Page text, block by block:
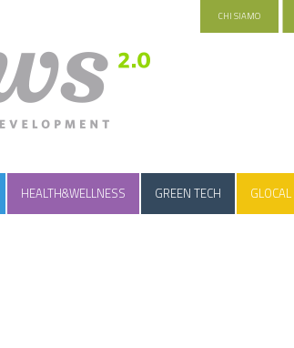
CHI SIAMO
HEALTH&WELLNESS GREEN TECH GLOCAL